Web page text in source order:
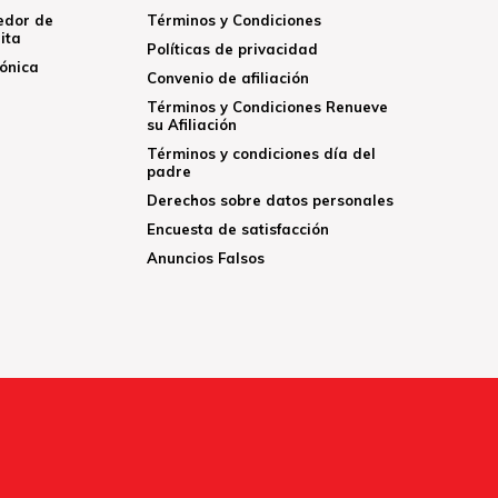
de
Términos y Condiciones
Políticas de privacidad
Convenio de afiliación
Términos y Condiciones Renueve
su Afiliación
Términos y condiciones día del
padre
Derechos sobre datos personales
Encuesta de satisfacción
Anuncios Falsos